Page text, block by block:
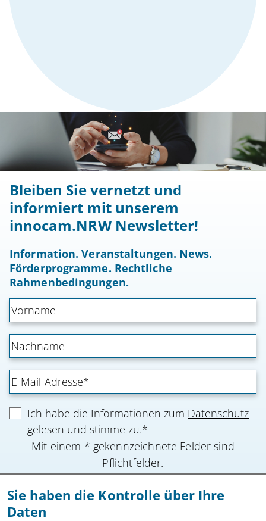
Bleiben Sie vernetzt und
informiert mit unserem
innocam.NRW Newsletter!
Information. Veranstaltungen. News.
Förderprogramme. Rechtliche
Rahmenbedingungen.
Ich habe die Informationen zum Datenschutz
gelesen und stimme zu.*
Mit einem * gekennzeichnete Felder sind
Pflichtfelder.
Anmeldung absenden
Sie haben die Kontrolle über Ihre
Daten